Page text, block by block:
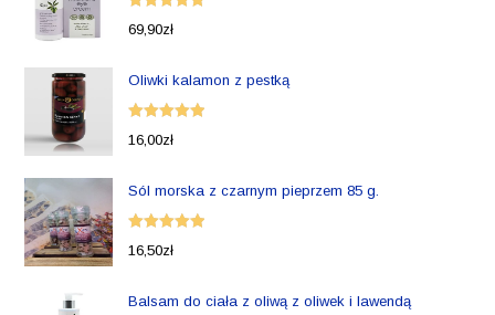
Oceniono
69,90zł
Oliwki kalamon z pestką
Oceniono
16,00zł
Sól morska z czarnym pieprzem 85 g.
Oceniono
16,50zł
Balsam do ciała z oliwą z oliwek i lawendą